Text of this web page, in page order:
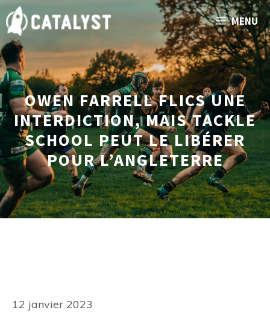
Aller
au
contenu
MENU
OWEN FARRELL FLICS UNE
INTERDICTION, MAIS TACKLE
SCHOOL PEUT LE LIBÉRER
POUR L’ANGLETERRE
12 janvier 2023